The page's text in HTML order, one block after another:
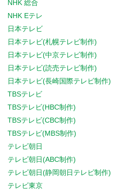
NHK 総合
NHK Eテレ
日本テレビ
日本テレビ(札幌テレビ制作)
日本テレビ(中京テレビ制作)
日本テレビ(読売テレビ制作)
日本テレビ(長崎国際テレビ制作)
TBSテレビ
TBSテレビ(HBC制作)
TBSテレビ(CBC制作)
TBSテレビ(MBS制作)
テレビ朝日
テレビ朝日(ABC制作)
テレビ朝日(静岡朝日テレビ制作)
テレビ東京